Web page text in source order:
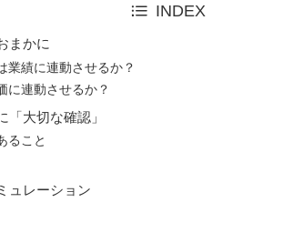
INDEX
まかに
業績に連動させるか？
に連動させるか？
「大切な確認」
ること
ュレーション